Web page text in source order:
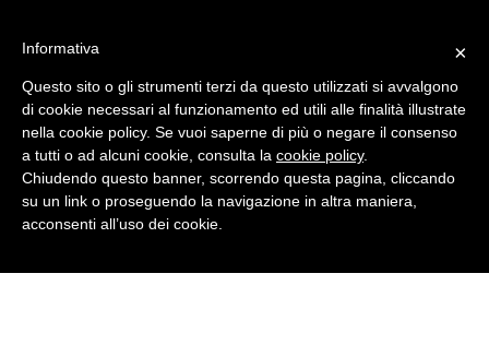
0
×
Informativa
Questo sito o gli strumenti terzi da questo utilizzati si avvalgono
di cookie necessari al funzionamento ed utili alle finalità illustrate
nella cookie policy. Se vuoi saperne di più o negare il consenso
a tutti o ad alcuni cookie, consulta la cookie policy.
Chiudendo questo banner, scorrendo questa pagina, cliccando
su un link o proseguendo la navigazione in altra maniera,
acconsenti all’uso dei cookie.